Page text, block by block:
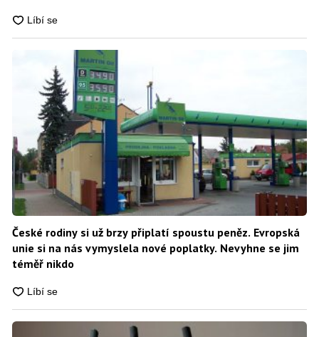
České rodiny si už brzy připlatí spoustu peněz. Evropská
unie si na nás vymyslela nové poplatky. Nevyhne se jim
téměř nikdo